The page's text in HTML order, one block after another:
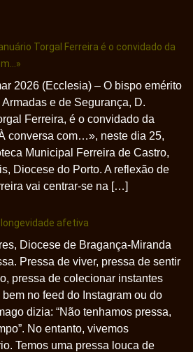
Torgal Ferreira é o convidado da
2026 (Ecclesia) – O bispo emérito
e de Segurança, D.
Ferreira, é o convidado da
conversa com…», neste dia 25,
Municipal Ferreira de Castro,
Diocese do Porto. A reflexão de
vai centrar-se na […]
longevidade afetiva
Diocese de Bragança-Miranda
Pressa de viver, pressa de sentir
pressa de colecionar instantes
no feed do Instagram ou do
dizia: “Não tenhamos pressa,
No entanto, vivemos
Temos uma pressa louca de